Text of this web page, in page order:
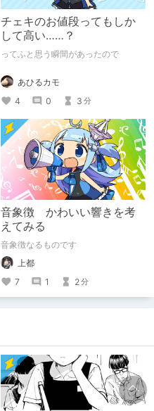
チェキのお値段ってもしか
して高い……？
ってふと思う瞬間があったので
あひるカモ
4
0 3 分
音象徴 かわいい響きを考
えてみる
音象徴なるものです
上都
7
1 2分